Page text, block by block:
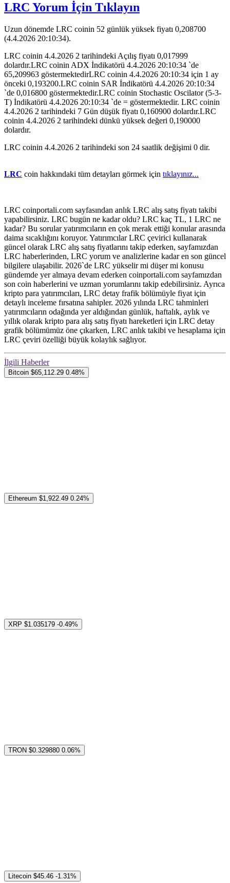
LRC Yorum İçin Tıklayın
Uzun dönemde LRC coinin 52 günlük yüksek fiyatı 0,208700
(4.4.2026 20:10:34).
LRC coinin 4.4.2026 2 tarihindeki Açılış fiyatı 0,017999
dolardır.LRC coinin ADX İndikatörü 4.4.2026 20:10:34 `de
65,209963 göstermektedirLRC coinin 4.4.2026 20:10:34 için 1 ay
önceki 0,193200.LRC coinin SAR İndikatörü 4.4.2026 20:10:34
`de 0,016800 göstermektedir.LRC coinin Stochastic Oscilator (5-3-
T) İndikatörü 4.4.2026 20:10:34 `de = göstermektedir. LRC coinin
4.4.2026 2 tarihindeki 7 Gün düşük fiyatı 0,160900 dolardır.LRC
coinin 4.4.2026 2 tarihindeki dünkü yüksek değeri 0,190000
dolardır.
LRC coinin 4.4.2026 2 tarihindeki son 24 saatlik değişimi 0 dir.
LRC coin hakkındaki tüm detayları görmek için tıklayınız...
LRC coinportali.com sayfasından anlık LRC alış satış fiyatı takibi
yapabilirsiniz. LRC bugün ne kadar oldu? LRC kaç TL, 1 LRC ne
kadar? Bu sorular yatırımcıların en çok merak ettiği konular arasında
daima sıcaklığını koruyor. Yatırımcılar LRC çevirici kullanarak
güncel olarak LRC alış satış fiyatlarını takip ederken, sayfamızdan
LRC haberlerinden, LRC yorum ve analizlerine kadar en son güncel
bilgilere ulaşabilir. 2026`de LRC yükselir mi düşer mi konusu
gündemde yer almaya devam ederken coinportali.com sayfamızdan
son coin haberlerini ve uzman yorumlarını takip edebilirsiniz. Ayrıca
kripto para yatırımcıları, LRC detay frafik bölümüyle fiyat için
detaylı inceleme fırsatına sahipler. 2026 yılında LRC tahminleri
yatırımcıların odağında yer aldığından günlük, haftalık, aylık ve
yıllık olarak kripto para alış satış fiyatı hareketleri için LRC detay
grafik bölümümüz öne çıkarken, LRC anlık takibi ve hesaplama için
LRC çeviri özelliği büyük kolaylık sağlıyor.
İlgili Haberler
Bitcoin $65,112.29 0.48%
Ethereum $1,922.49 0.24%
XRP $1.035179 -0.49%
TRON $0.329880 0.06%
Litecoin $45.46 -1.31%